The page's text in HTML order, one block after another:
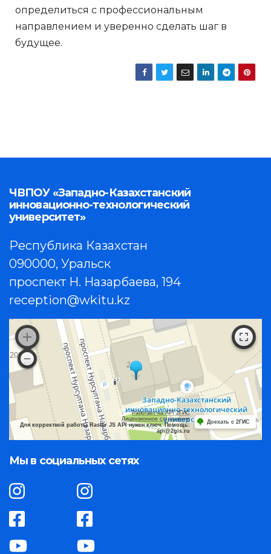
определиться с профессиональным
направлением и уверенно сделать шаг в
будущее.
ЧВПОУ «Западно-Казахстанский
инновационно-технологический
университет»
Республика Казахстан
090000, Уральск
проспект Н. Назарбаева, 194
reception@wkitu.kz
Работает на API 2ГИС
Лицензионное соглашение
Для корректной работы Raster JS API нужен ключ. Помощь:
api@2gis.ru
Доехать с 2ГИС
Мы в социальных сетях